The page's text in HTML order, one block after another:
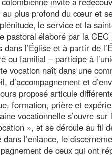
plus profond du cœur et
le service et la
pastoral élaboré par la
dans l’Église et à partir de
ou familial – participe à
vocation naît dans une
d’accompagnement et
proposé articule
formation, prière et
vocationnelle s’ouvre
», et se déroule au fil
dans l’enfance, le
de ceux qui ont